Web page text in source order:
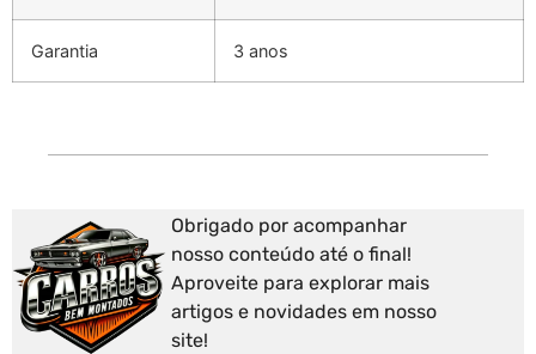
Garantia 3 anos
Obrigado por acompanhar
nosso conteúdo até o final!
Aproveite para explorar mais
artigos e novidades em nosso
site!